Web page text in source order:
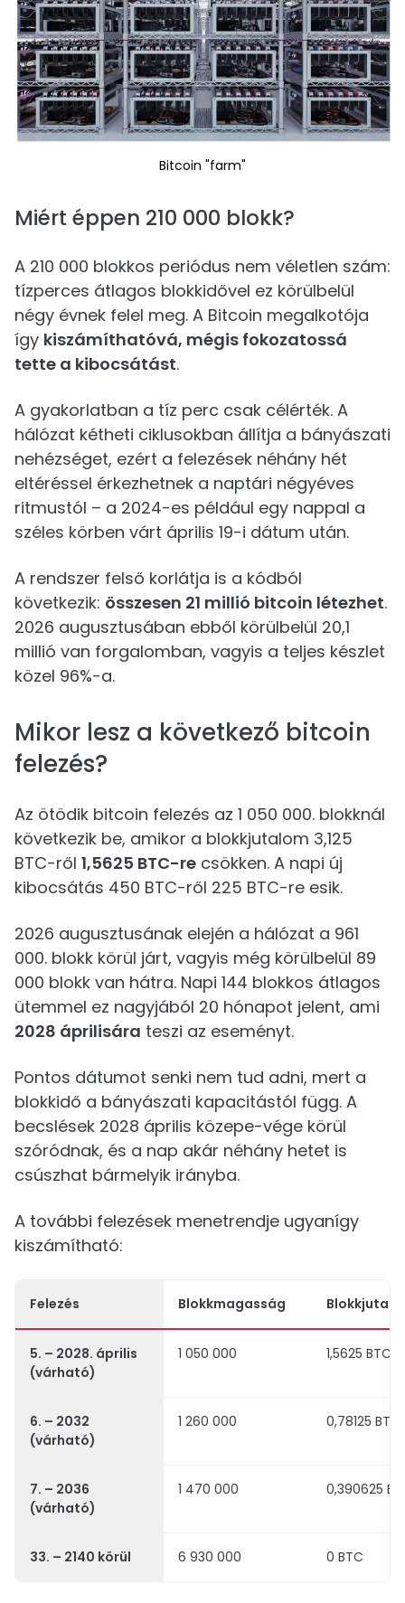
Bitcoin "farm"
Miért éppen 210 000 blokk?
A 210 000 blokkos periódus nem véletlen szám:
tízperces átlagos blokkidővel ez körülbelül
négy évnek felel meg. A Bitcoin megalkotója
így kiszámíthatóvá, mégis fokozatossá
tette a kibocsátást.
A gyakorlatban a tíz perc csak célérték. A
hálózat kétheti ciklusokban állítja a bányászati
nehézséget, ezért a felezések néhány hét
eltéréssel érkezhetnek a naptári négyéves
ritmustól – a 2024-es például egy nappal a
széles körben várt április 19-i dátum után.
A rendszer felső korlátja is a kódból
következik: összesen 21 millió bitcoin létezhet.
2026 augusztusában ebből körülbelül 20,1
millió van forgalomban, vagyis a teljes készlet
közel 96%-a.
Mikor lesz a következő bitcoin
felezés?
Az ötödik bitcoin felezés az 1 050 000. blokknál
következik be, amikor a blokkjutalom 3,125
BTC-ről 1,5625 BTC-re csökken. A napi új
kibocsátás 450 BTC-ről 225 BTC-re esik.
2026 augusztusának elején a hálózat a 961
000. blokk körül járt, vagyis még körülbelül 89
000 blokk van hátra. Napi 144 blokkos átlagos
ütemmel ez nagyjából 20 hónapot jelent, ami
2028 áprilisára teszi az eseményt.
Pontos dátumot senki nem tud adni, mert a
blokkidő a bányászati kapacitástól függ. A
becslések 2028 április közepe-vége körül
szóródnak, és a nap akár néhány hetet is
csúszhat bármelyik irányba.
A további felezések menetrendje ugyanígy
kiszámítható:
Felezés Blokkmagasság
5. – 2028. április
(várható)
1 050 000 1,5625 BTC
6. – 2032
(várható)
1 260 000 0,78125 BTC
7. – 2036
(várható)
1 470 000 0,390625
33. – 2140 körül 6 930 000 0 BTC